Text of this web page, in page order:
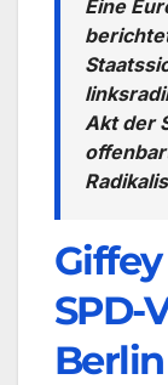
Eine
Akt der
SPD-
Berlin